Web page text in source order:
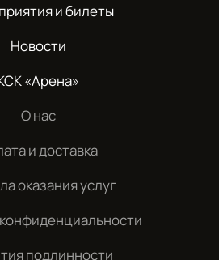
и билеты
Новости
«Арена»
О нас
и доставка
оказания услуг
подлинности